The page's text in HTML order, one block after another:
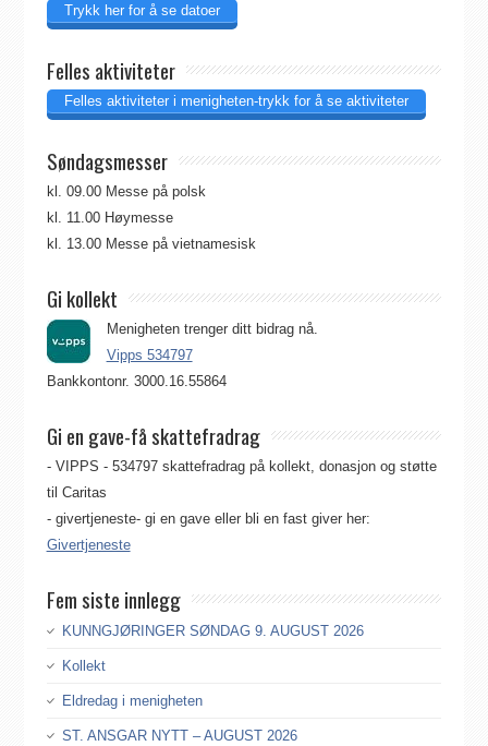
Trykk her for å se datoer
Felles aktiviteter
Felles aktiviteter i menigheten-trykk for å se aktiviteter
Søndagsmesser
kl. 09.00 Messe på polsk
kl. 11.00 Høymesse
kl. 13.00 Messe på vietnamesisk
Gi kollekt
Menigheten trenger ditt bidrag nå.
Vipps 534797
Bankkontonr. 3000.16.55864
Gi en gave-få skattefradrag
- VIPPS - 534797 skattefradrag på kollekt, donasjon og støtte
til Caritas
- givertjeneste- gi en gave eller bli en fast giver her:
Givertjeneste
Fem siste innlegg
KUNNGJØRINGER SØNDAG 9. AUGUST 2026
Kollekt
Eldredag i menigheten
ST. ANSGAR NYTT – AUGUST 2026